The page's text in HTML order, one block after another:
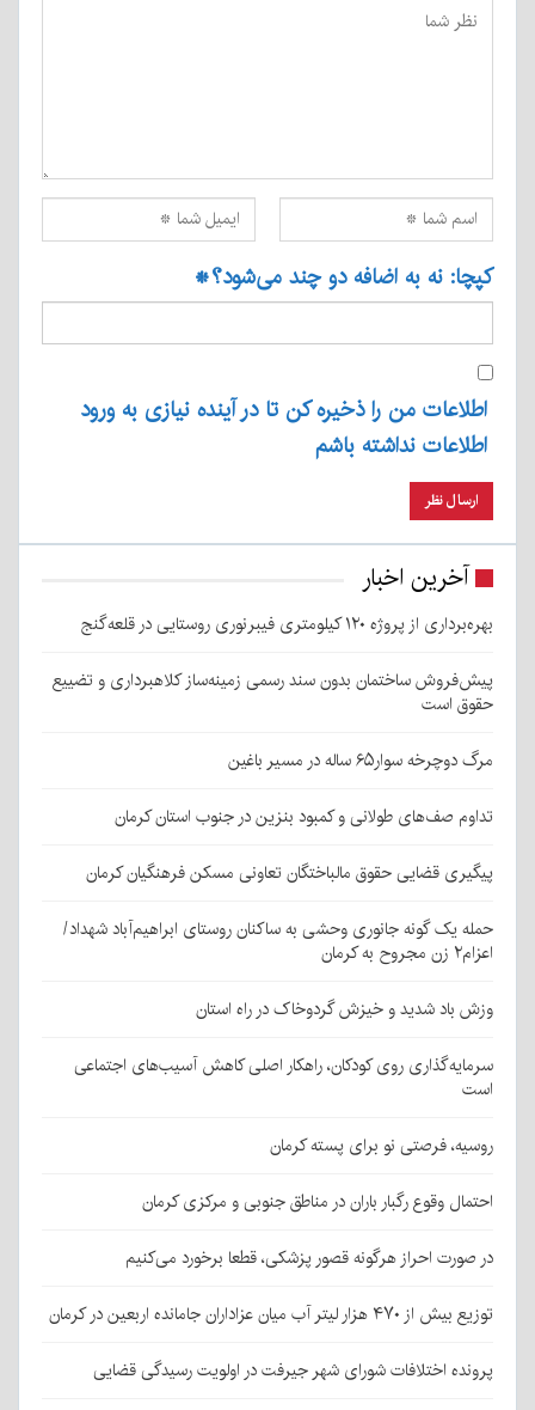
کپچا: نه به اضافه دو چند می‌شود؟*
اطلاعات من را ذخیره کن تا در آینده نیازی به ورود
اطلاعات نداشته باشم
آخرین اخبار
بهره‌برداری از پروژه ۱۲۰ کیلومتری فیبرنوری روستایی در قلعه‌گنج
پیش‌فروش ساختمان بدون سند رسمی زمینه‌ساز کلاهبرداری و تضییع
حقوق است
مرگ دوچرخه سوار۶۵ ساله در مسیر باغین
تداوم صف‌های طولانی و کمبود بنزین در جنوب استان کرمان
پیگیری قضایی حقوق مالباختگان تعاونی مسکن فرهنگیان کرمان
حمله یک گونه جانوری وحشی به ساکنان روستای ابراهیم‌آباد شهداد/
اعزام۲ زن مجروح به کرمان
وزش باد شدید و خیزش گردوخاک در راه استان
سرمایه‌گذاری روی کودکان، راهکار اصلی کاهش آسیب‌های اجتماعی
است
روسیه، فرصتی نو برای پسته کرمان
احتمال وقوع رگبار باران در مناطق جنوبی و مرکزی کرمان
در صورت احراز هرگونه قصور پزشکی، قطعا برخورد می‌کنیم
توزیع بیش از ۴۷۰ هزار لیتر آب میان عزاداران جامانده اربعین در کرمان
پرونده اختلافات شورای شهر جیرفت در اولویت رسیدگی قضایی